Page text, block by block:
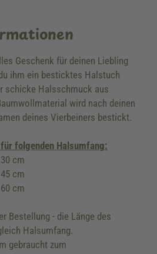
Geschenk für deinen Liebling
ihm ein besticktes Halstuch
schicke Halsschmuck aus
wird nach deinen
deines Vierbeiners bestickt.
folgenden Halsumfang:
cm
cm
cm
Bestellung - die Länge des
Halsumfang.
gebraucht zum